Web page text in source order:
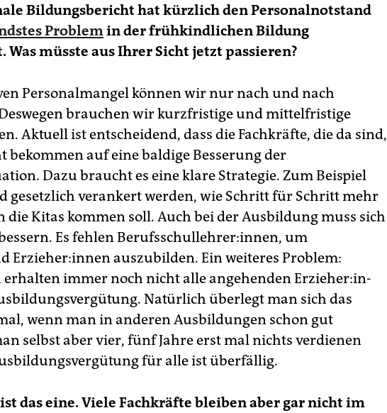
Bildungsbericht hat kürzlich den Personalnotstand
Problem in der frühkindlichen Bildung
Was müsste aus Ihrer Sicht jetzt passieren?
Personalmangel können wir nur nach und nach
brauchen wir kurzfristige und mittelfristige
Aktuell ist entscheidend, dass die Fachkräfte, die da sind,
bekommen auf eine baldige Besserung der
Dazu braucht es eine klare Strategie. Zum Beispiel
gesetzlich verankert werden, wie Schritt für Schritt mehr
die Kitas kommen soll. Auch bei der Ausbildung muss sich
Es fehlen Berufsschullehrer:innen, um
Er­zie­he­r:in­nen auszubilden. Ein weiteres Problem:
erhalten immer noch nicht alle angehenden Er­zie­he­r:in­
Natürlich überlegt man sich das
wenn man in anderen Ausbildungen schon gut
selbst aber vier, fünf Jahre erst mal nichts verdienen
für alle ist überfällig.
das eine. Viele Fachkräfte bleiben aber gar nicht im